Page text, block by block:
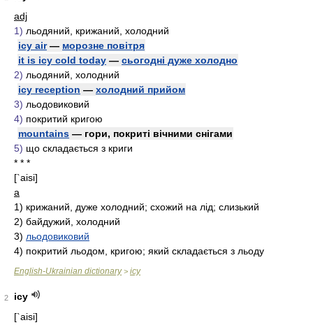
adj
1) льодяний, крижаний, холодний
icy air— морозне повітря
it is icy cold today — сьогодні дуже холодно
2) льодяний, холодний
icy reception — холодний прийом
3) льодовиковий
4) покритий кригою
mountains — гори, покриті вічними снігами
5) що складається з криги
* * *
[`aisi]
a
1) крижаний, дуже холодний; схожий на лід; слизький
2) байдужий, холодний
3) льодовиковий
4) покритий льодом, кригою; який складається з льоду
English-Ukrainian dictionary> icy
2
icy
[`aisi]